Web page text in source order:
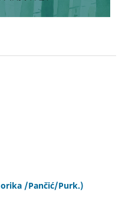
/Pančić/Purk.)